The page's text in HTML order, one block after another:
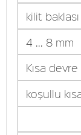
kilit
4 ... 8 mm
Kısa devre
koşullu